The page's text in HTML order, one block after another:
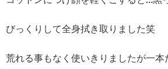
びっくりして全身拭き取りました笑
荒れる事もなく使いきりましたが一本